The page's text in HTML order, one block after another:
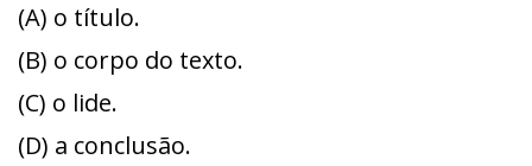
(A) o título.
(B) o corpo do texto.
(C) o lide.
(D) a conclusão.